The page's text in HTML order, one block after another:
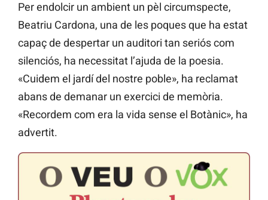
Per endolcir un ambient un pèl circumspecte,
Beatriu Cardona, una de les poques que ha estat
capaç de despertar un auditori tan seriós com
silenciós, ha necessitat l’ajuda de la poesia.
«Cuidem el jardí del nostre poble», ha reclamat
abans de demanar un exercici de memòria.
«Recordem com era la vida sense el Botànic», ha
advertit.